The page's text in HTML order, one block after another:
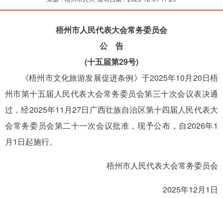
梧州市人民代表大会常务委员会
公 告
(十五届第29号)
《梧州市文化旅游发展促进条例》于2025年10月20日梧
州市第十五届人民代表大会常务委员会第三十次会议表决通
过，经2025年11月27日广西壮族自治区第十四届人民代表大
会常务委员会第二十一次会议批准，现予公布，自2026年1
月1日起施行。
梧州市人民代表大会常务委员会
2025年12月1日